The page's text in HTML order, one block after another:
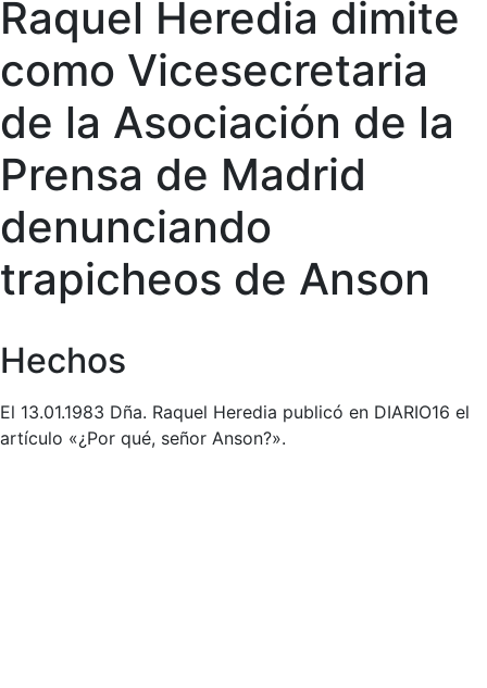
Raquel Heredia dimite
como Vicesecretaria
de la Asociación de la
Prensa de Madrid
denunciando
trapicheos de Anson
Hechos
El 13.01.1983 Dña. Raquel Heredia publicó en DIARIO16 el
artículo «¿Por qué, señor Anson?».